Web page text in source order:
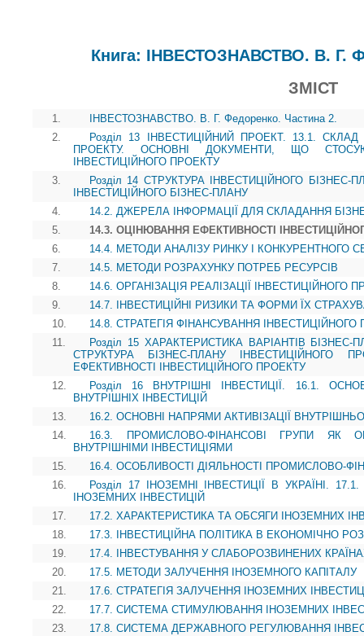
Книга: ІНВЕСТОЗНАВСТВО. В. Г.
ЗМІСТ
1.
ІНВЕСТОЗНАВСТВО. В. Г. Федоренко. Частина 2.
2.
Розділ 13 ІНВЕСТИЦІЙНИЙ ПРОЕКТ. 13.1.
ПРОЕКТУ. ОСНОВНІ ДОКУМЕНТИ, ЩО
ІНВЕСТИЦІЙНОГО ПРОЕКТУ
3.
Розділ 14 СТРУКТУРА ІНВЕСТИЦІЙНОГО
ІНВЕСТИЦІЙНОГО БІЗНЕС-ПЛАНУ
4.
14.2. ДЖЕРЕЛА ІНФОРМАЦІЇ ДЛЯ СКЛАДАННЯ
5.
14.3. ОЦІНЮВАННЯ ЕФЕКТИВНОСТІ
6.
14.4. МЕТОДИ АНАЛІЗУ РИНКУ І КОНКУРЕНТНОГО
7.
14.5. МЕТОДИ РОЗРАХУНКУ ПОТРЕБ РЕСУРСІВ
8.
14.6. ОРГАНІЗАЦІЯ РЕАЛІЗАЦІЇ ІНВЕСТИЦІЙНОГО
9.
14.7. ІНВЕСТИЦІЙНІ РИЗИКИ ТА ФОРМИ ЇХ
10.
14.8. СТРАТЕГІЯ ФІНАНСУВАННЯ ІНВЕСТИЦІЙНОГО
11.
Розділ 15 ХАРАКТЕРИСТИКА ВАРІАНТІВ
СТРУКТУРА БІЗНЕС-ПЛАНУ ІНВЕСТИЦІЙНОГО
ЕФЕКТИВНОСТІ ІНВЕСТИЦІЙНОГО ПРОЕКТУ
12.
Розділ 16 ВНУТРІШНІ ІНВЕСТИЦІЇ. 16.1.
ВНУТРІШНІХ ІНВЕСТИЦІЙ
13.
16.2. ОСНОВНІ НАПРЯМИ АКТИВІЗАЦІЇ
14.
16.3. ПРОМИСЛОВО-ФІНАНСОВІ ГРУПИ ЯК
ВНУТРІШНІМИ ІНВЕСТИЦІЯМИ
15.
16.4. ОСОБЛИВОСТІ ДІЯЛЬНОСТІ ПРОМИСЛОВО-
16.
Розділ 17 ІНОЗЕМНІ ІНВЕСТИЦІЇ В УКРАЇНІ.
ІНОЗЕМНИХ ІНВЕСТИЦІЙ
17.
17.2. ХАРАКТЕРИСТИКА ТА ОБСЯГИ ІНОЗЕМНИХ
18.
17.3. ІНВЕСТИЦІЙНА ПОЛІТИКА В ЕКОНОМІЧНО
19.
17.4. ІНВЕСТУВАННЯ У СЛАБОРОЗВИНЕНИХ
20.
17.5. МЕТОДИ ЗАЛУЧЕННЯ ІНОЗЕМНОГО КАПІТАЛУ
21.
17.6. СТРАТЕГІЯ ЗАЛУЧЕННЯ ІНОЗЕМНИХ
22.
17.7. СИСТЕМА СТИМУЛЮВАННЯ ІНОЗЕМНИХ
23.
17.8. СИСТЕМА ДЕРЖАВНОГО РЕГУЛЮВАННЯ